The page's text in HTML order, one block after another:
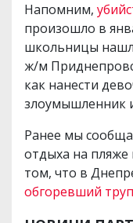
Напомним,
произошло в
школьницы
ж/м
как нанести
злоумышленник
Ранее мы
отдыха на
том, что в
обгоревший труп